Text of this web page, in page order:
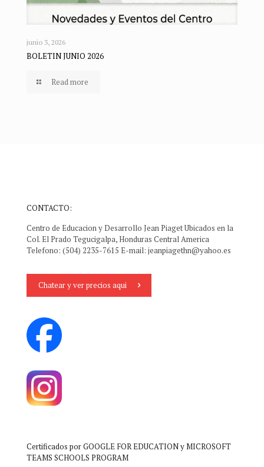
junio 3, 2026
BOLETIN JUNIO 2026
Read more
CONTACTO:
Centro de Educacion y Desarrollo Jean Piaget Ubicados en la
Col. El Prado Tegucigalpa, Honduras Central America
Telefono: (504) 2235-7615 E-mail: jeanpiagethn@yahoo.es
Chatear y ver precios aqui
Certificados por GOOGLE FOR EDUCATION y MICROSOFT
TEAMS SCHOOLS PROGRAM